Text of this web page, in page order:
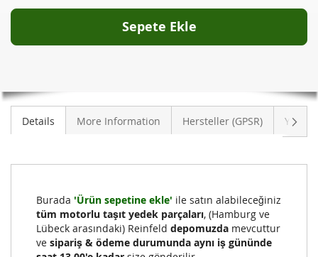
Sepete Ekle
Details More Information Hersteller (GPSR)
Burada 'Ürün sepetine ekle' ile satın alabileceğiniz
tüm motorlu taşıt yedek parçaları, (Hamburg ve
Lübeck arasındaki) Reinfeld depomuzda mevcuttur
ve sipariş & ödeme durumunda aynı iş gününde